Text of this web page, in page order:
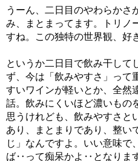
うーん、二日目のやわらかさ
み、まとまってます。トリノ
すね。この独特の世界観、好
というか二日目で飲み干して
ず、今は「飲みやすさ」って
すいワインが軽いとか、全然
話。飲みにくいほど濃いもの
思うけれども、飲みやすさと
あり、まとまりであり、整い
じ」なんですよ。いい意味で
ば‥って痴呆かよ‥となりま